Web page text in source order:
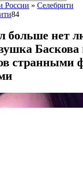
России » Селебрити
84
больше нет
Баскова
странными